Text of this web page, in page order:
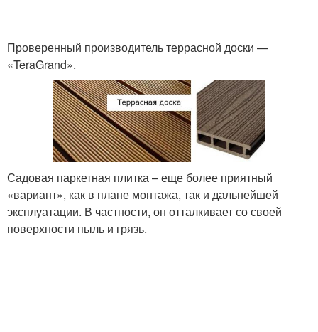
Проверенный производитель террасной доски —
«TeraGrand».
Садовая паркетная плитка – еще более приятный
«вариант», как в плане монтажа, так и дальнейшей
эксплуатации. В частности, он отталкивает со своей
поверхности пыль и грязь.